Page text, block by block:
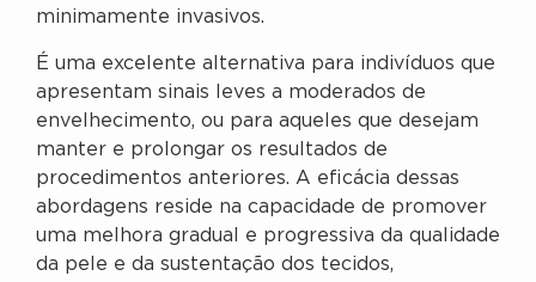
minimamente invasivos.
É uma excelente alternativa para indivíduos que
apresentam sinais leves a moderados de
envelhecimento, ou para aqueles que desejam
manter e prolongar os resultados de
procedimentos anteriores. A eficácia dessas
abordagens reside na capacidade de promover
uma melhora gradual e progressiva da qualidade
da pele e da sustentação dos tecidos,